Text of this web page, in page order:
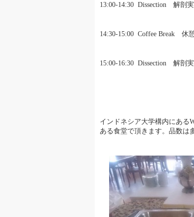
13:00-14:30 Dissection 解剖
14:30-15:00 Coffee Break 休
15:00-16:30 Dissection 解剖
インドネシア大学構内にある
ある食堂で頂きます。品数は